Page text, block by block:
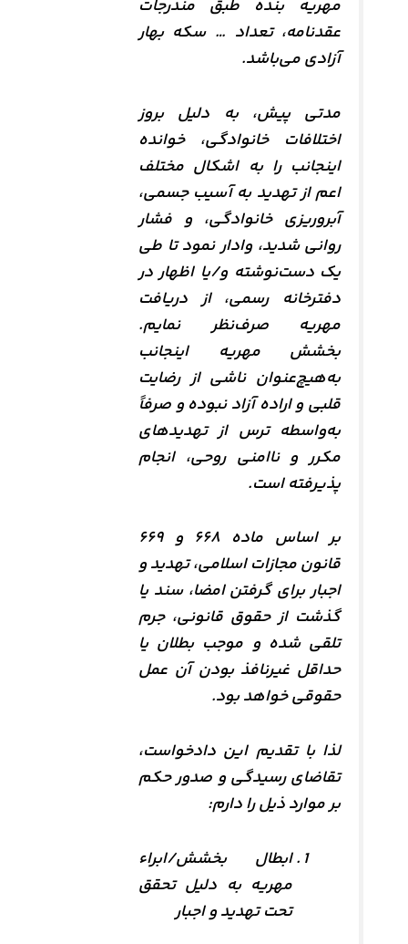
مهریه بنده طبق مندرجات
عقدنامه، تعداد … سکه بهار
آزادی می‌باشد.
مدتی پیش، به دلیل بروز
اختلافات خانوادگی، خوانده
اینجانب را به اشکال مختلف
اعم از تهدید به آسیب جسمی،
آبروریزی خانوادگی، و فشار
روانی شدید، وادار نمود تا طی
یک دست‌نوشته و/یا اظهار در
دفترخانه رسمی، از دریافت
مهریه صرف‌نظر نمایم.
بخشش مهریه اینجانب
به‌هیچ‌عنوان ناشی از رضایت
قلبی و اراده آزاد نبوده و صرفاً
به‌واسطه ترس از تهدیدهای
مکرر و ناامنی روحی، انجام
پذیرفته است.
بر اساس ماده ۶۶۸ و ۶۶۹
قانون مجازات اسلامی، تهدید و
اجبار برای گرفتن امضا، سند یا
گذشت از حقوق قانونی، جرم
تلقی شده و موجب بطلان یا
حداقل غیرنافذ بودن آن عمل
حقوقی خواهد بود.
لذا با تقدیم این دادخواست،
تقاضای رسیدگی و صدور حکم
بر موارد ذیل را دارم:
ابطال بخشش/ابراء
مهریه به دلیل تحقق
تحت تهدید و اجبار